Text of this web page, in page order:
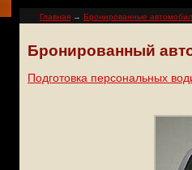
Главная → Бронированные
Бронированный
Подготовка персональных